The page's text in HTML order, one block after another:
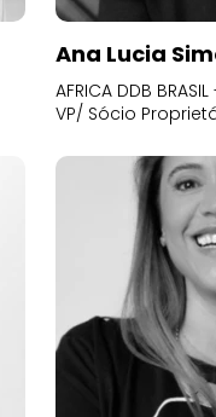
Ana Lucia
AFRICA DDB
VP/ Sócio